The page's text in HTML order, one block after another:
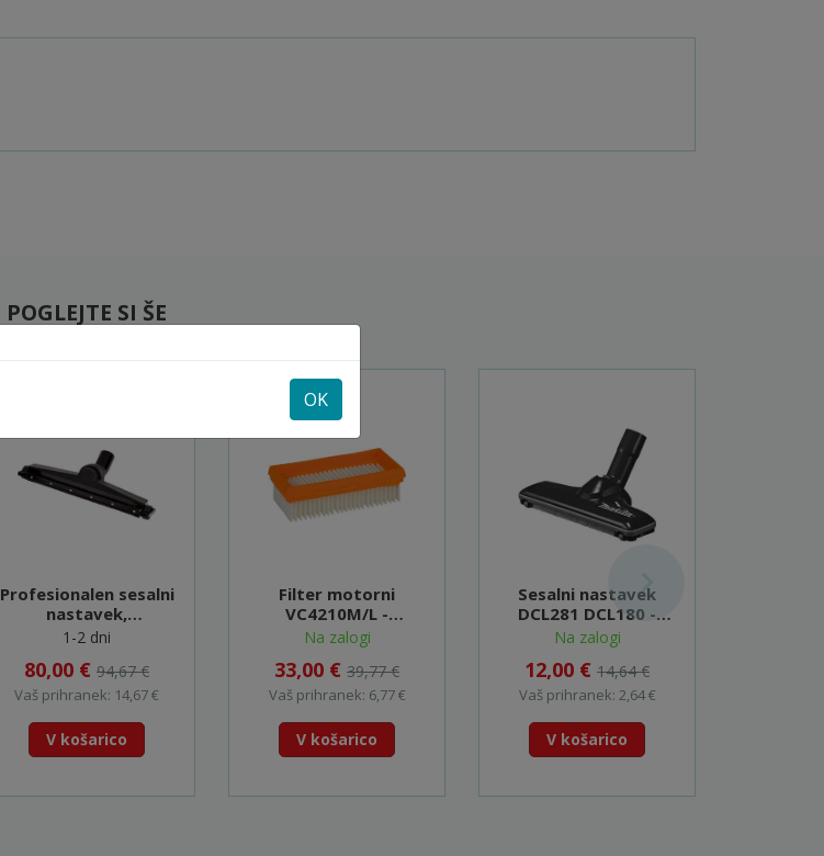
POGLEJTE SI ŠE
Profesionalen sesalni
nastavek,
mokro/suho, 36mm -
1-2 dni
80,00 € 94,67 €
Vaš prihranek: 14,67 €
V košarico
Filter motorni
VC4210M/L -
W107418352
Na zalogi
33,00 € 39,77 €
Vaš prihranek: 6,77 €
V košarico
Sesalni nastavek
DCL281 DCL180 -
198529-9
Na zalogi
12,00 € 14,64 €
Vaš prihranek: 2,64 €
V košarico
OK